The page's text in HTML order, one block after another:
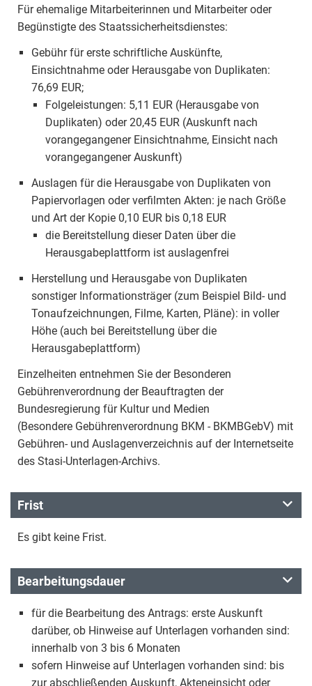
Für ehemalige Mitarbeiterinnen und Mitarbeiter oder
Begünstigte des Staatssicherheitsdienstes:
Gebühr für erste schriftliche Auskünfte,
Einsichtnahme oder Herausgabe von Duplikaten:
76,69 EUR;
Folgeleistungen: 5,11 EUR (Herausgabe von
Duplikaten) oder 20,45 EUR (Auskunft nach
vorangegangener Einsichtnahme, Einsicht nach
vorangegangener Auskunft)
Auslagen für die Herausgabe von Duplikaten von
Papiervorlagen oder verfilmten Akten: je nach Größe
und Art der Kopie 0,10 EUR bis 0,18 EUR
die Bereitstellung dieser Daten über die
Herausgabeplattform ist auslagenfrei
Herstellung und Herausgabe von Duplikaten
sonstiger Informationsträger (zum Beispiel Bild- und
Tonaufzeichnungen, Filme, Karten, Pläne): in voller
Höhe (auch bei Bereitstellung über die
Herausgabeplattform)
Einzelheiten entnehmen Sie der Besonderen
Gebührenverordnung der Beauftragten der
Bundesregierung für Kultur und Medien
(Besondere Gebührenverordnung BKM - BKMBGebV) mit
Gebühren- und Auslagenverzeichnis auf der Internetseite
des Stasi-Unterlagen-Archivs.
Frist
Es gibt keine Frist.
Bearbeitungsdauer
für die Bearbeitung des Antrags: erste Auskunft
darüber, ob Hinweise auf Unterlagen vorhanden sind:
innerhalb von 3 bis 6 Monaten
sofern Hinweise auf Unterlagen vorhanden sind: bis
zur abschließenden Auskunft, Akteneinsicht oder